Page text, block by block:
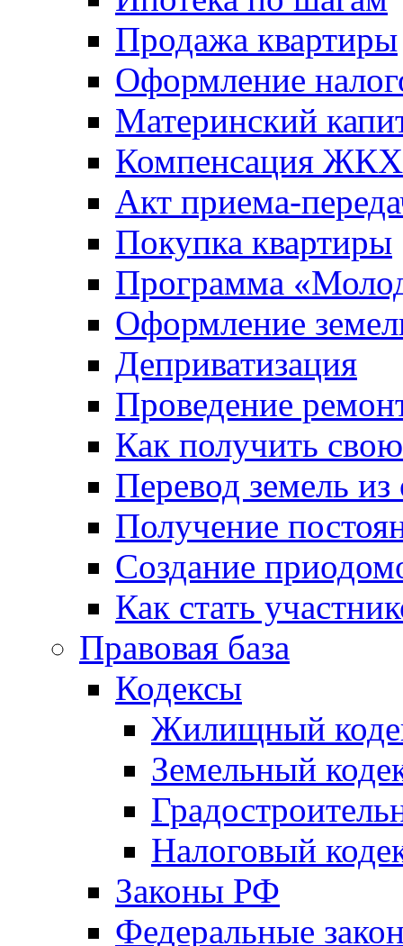
Продажа квартиры
Оформление
Материнский
Компенсация ЖКХ
Акт приема-
Покупка квартиры
Программа
Оформление
Деприватизация
Проведение
Как получить
Перевод земель
Получение
Создание
Как стать
Правовая база
Кодексы
Жилищный
Земельный
Налоговый
Законы РФ
Федеральные